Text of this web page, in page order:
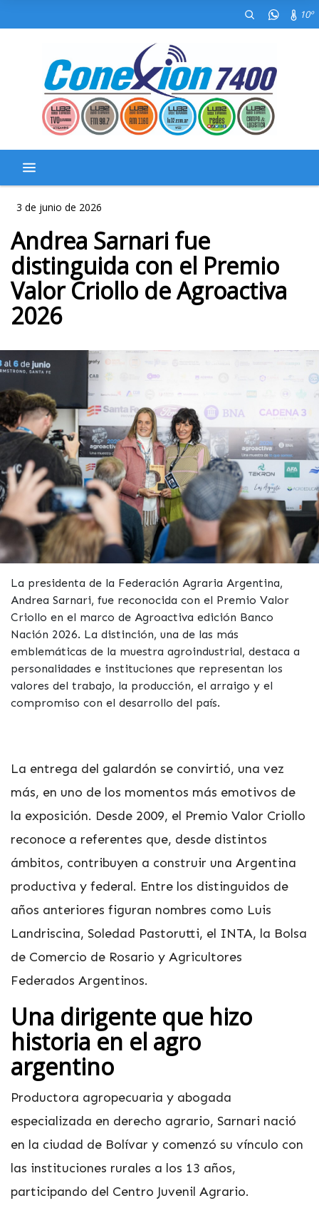
10º
3 de junio de 2026
Andrea Sarnari fue
distinguida con el Premio
Valor Criollo de Agroactiva
2026
La presidenta de la Federación Agraria Argentina,
Andrea Sarnari, fue reconocida con el Premio Valor
Criollo en el marco de Agroactiva edición Banco
Nación 2026. La distinción, una de las más
emblemáticas de la muestra agroindustrial, destaca a
personalidades e instituciones que representan los
valores del trabajo, la producción, el arraigo y el
compromiso con el desarrollo del país.
La entrega del galardón se convirtió, una vez
más, en uno de los momentos más emotivos de
la exposición. Desde 2009, el Premio Valor Criollo
reconoce a referentes que, desde distintos
ámbitos, contribuyen a construir una Argentina
productiva y federal. Entre los distinguidos de
años anteriores figuran nombres como Luis
Landriscina, Soledad Pastorutti, el INTA, la Bolsa
de Comercio de Rosario y Agricultores
Federados Argentinos.
Una dirigente que hizo
historia en el agro
argentino
Productora agropecuaria y abogada
especializada en derecho agrario, Sarnari nació
en la ciudad de Bolívar y comenzó su vínculo con
las instituciones rurales a los 13 años,
participando del Centro Juvenil Agrario.